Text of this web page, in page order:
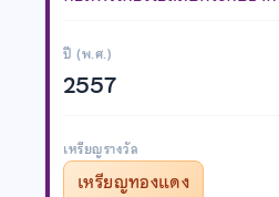
ปี (พ.ศ.)
2557
เหรียญรางวัล
เหรียญทองแดง